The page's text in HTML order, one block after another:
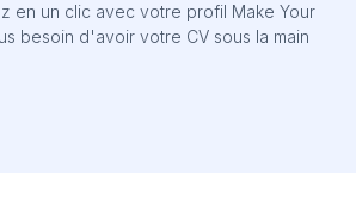
en un clic avec votre profil Make Your
besoin d'avoir votre CV sous la main